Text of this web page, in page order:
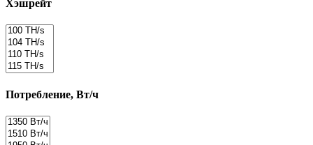
Хэшрейт
Потребление, Вт/ч